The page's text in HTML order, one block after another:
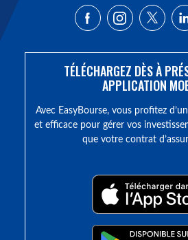
TÉLÉCHARGEZ DÈS À
APPLICATION
Avec EasyBourse, vous profitez
et efficace pour gérer vos
que votre contrat